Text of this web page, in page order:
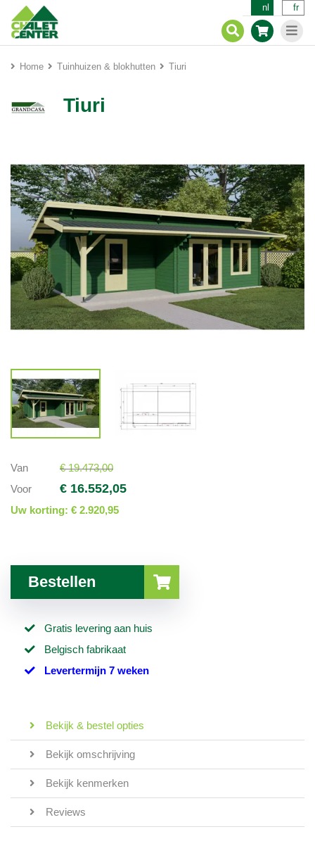
nl fr
Home Tuinhuizen & blokhutten Tiuri
Tiuri
Van
€ 19.473,00
Voor
€ 16.552,05
Uw korting: € 2.920,95
Bestellen
Gratis levering aan huis
Belgisch fabrikaat
Levertermijn 7 weken
Bekijk & bestel opties
Bekijk omschrijving
Bekijk kenmerken
Reviews